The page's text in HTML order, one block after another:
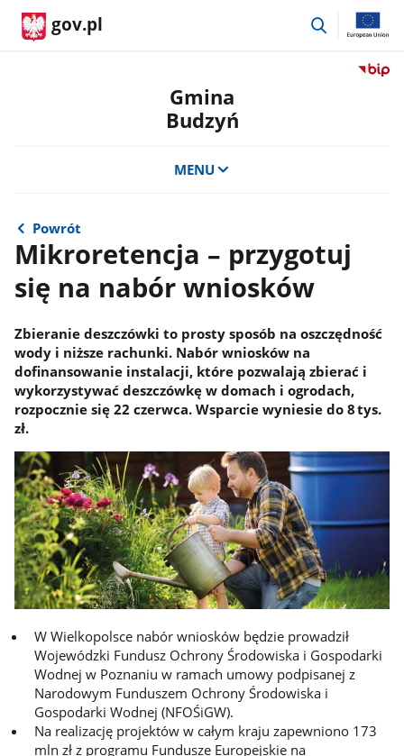
gov.pl
przejdź
Przejdź
Gmina
Budzyń
MENU
Powrót
Mikroretencja – przygotuj
się na nabór wniosków
Zbieranie deszczówki to prosty sposób na oszczędność
wody i niższe rachunki. Nabór wniosków na
dofinansowanie instalacji, które pozwalają zbierać i
wykorzystywać deszczówkę w domach i ogrodach,
rozpocznie się 22 czerwca. Wsparcie wyniesie do 8 tys.
zł.
W Wielkopolsce nabór wniosków będzie prowadził
Wojewódzki Fundusz Ochrony Środowiska i Gospodarki
Wodnej w Poznaniu w ramach umowy podpisanej z
Narodowym Funduszem Ochrony Środowiska i
Gospodarki Wodnej (NFOŚiGW).
Na realizację projektów w całym kraju zapewniono 173
mln zł z programu Fundusze Europejskie na